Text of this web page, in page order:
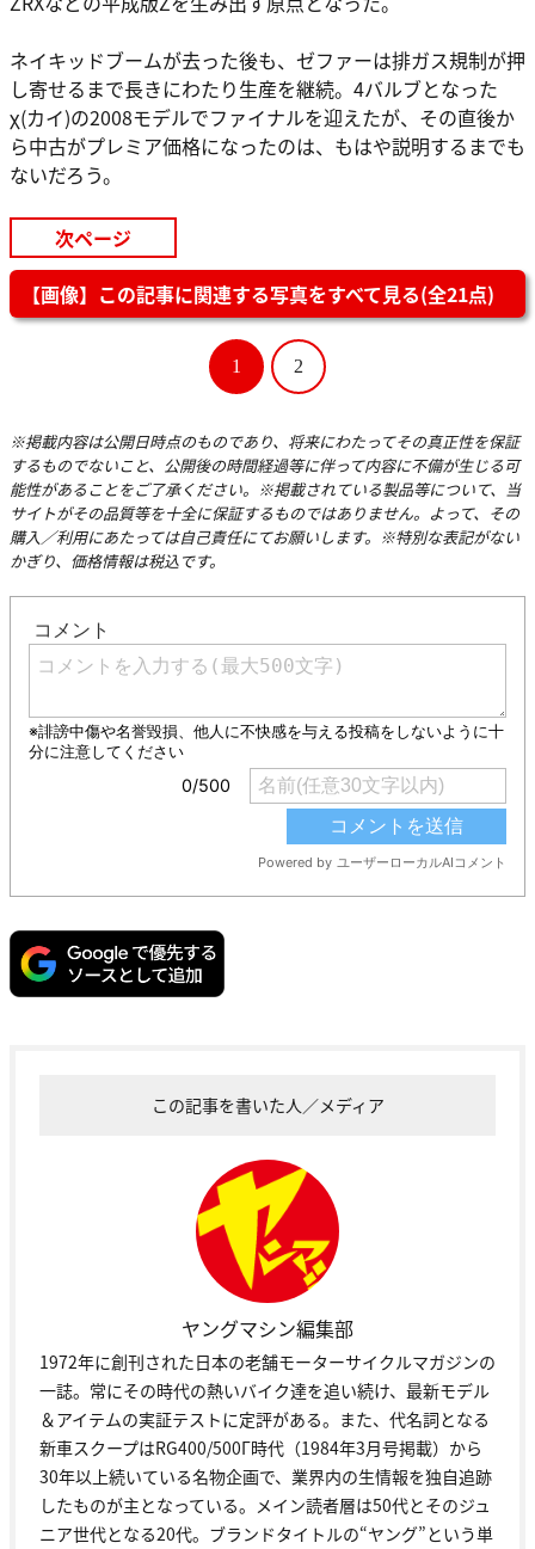
ネイキッドブームが去った後も、ゼファーは排ガス規制が押
し寄せるまで長きにわたり生産を継続。4バルブとなった
χ(カイ)の2008モデルでファイナルを迎えたが、その直後か
ら中古がプレミア価格になったのは、もはや説明するまでも
ないだろう。
次ページ
【画像】この記事に関連する写真をすべて見る(全21点)
1 2
※掲載内容は公開日時点のものであり、将来にわたってその真正性を保証
するものでないこと、公開後の時間経過等に伴って内容に不備が生じる可
能性があることをご了承ください。※掲載されている製品等について、当
サイトがその品質等を十全に保証するものではありません。よって、その
購入／利用にあたっては自己責任にてお願いします。※特別な表記がない
かぎり、価格情報は税込です。
この記事を書いた人／メディア
ヤングマシン編集部
1972年に創刊された日本の老舗モーターサイクルマガジンの
一誌。常にその時代の熱いバイク達を追い続け、最新モデル
＆アイテムの実証テストに定評がある。また、代名詞となる
新車スクープはRG400/500Γ時代（1984年3月号掲載）から
30年以上続いている名物企画で、業界内の生情報を独自追跡
したものが主となっている。メイン読者層は50代とそのジュ
ニア世代となる20代。ブランドタイトルの“ヤング”という単